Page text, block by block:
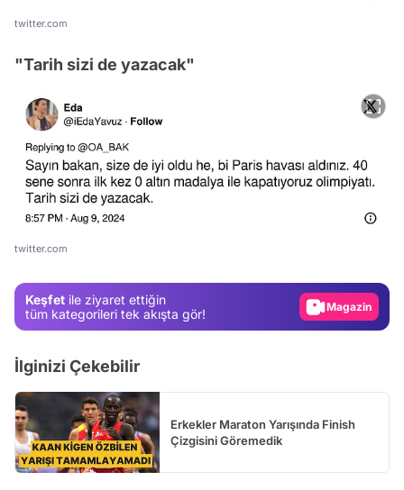
twitter.com
"Tarih sizi de yazacak"
twitter.com
Keşfet ile ziyaret ettiğin
tüm kategorileri tek akışta gör!
Video
Test
Video
İlginizi Çekebilir
Erkekler Maraton Yarışında Finish
Çizgisini Göremedik